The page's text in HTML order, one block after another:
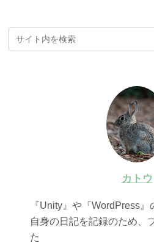
カトウ
『Unity』や『WordPress』
自身の日記を記録のため、
た